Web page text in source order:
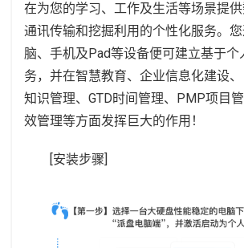
在为您的学习、工作及生活等场景提供
通讯传输和挖掘利用的个性化服务。
脑、手机及Pad等设备便可建立基于个
务，并在智慧教育、企业信息化建设
知识管理、GTD时间管理、PMP项目
效管理等方面发挥巨大的作用！
[安装步骤]